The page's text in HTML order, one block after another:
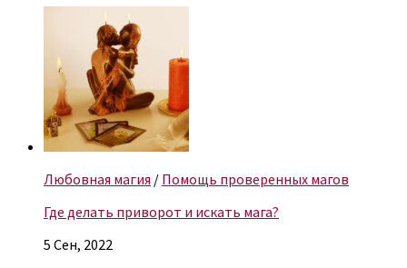
Любовная магия / Помощь проверенных магов
Где делать приворот и искать мага?
5 Сен, 2022